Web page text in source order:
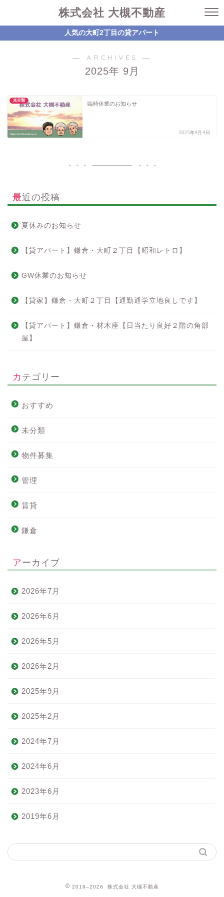
株式会社 大槻不動産
人気の大町2丁目の貸アパート
― ARCHIVES ―
2025年 9月
未分類
臨時休業のお知らせ
2025年9月4日
最近の投稿
夏休みのお知らせ
【貸アパート】鎌倉・大町２丁目【昭和レトロ】
GW休業のお知らせ
【貸家】鎌倉・大町２丁目【通勤通学立地良しです】
【貸アパート】鎌倉・材木座【日当たり良好２階の角部
屋】
カテゴリー
おすすめ
未分類
物件募集
管理
賃貸
鎌倉
アーカイブ
2026年7月
2026年6月
2026年5月
2026年2月
2025年9月
2025年2月
2024年7月
2024年6月
2023年6月
2019年6月
2019–2026 株式会社 大槻不動産